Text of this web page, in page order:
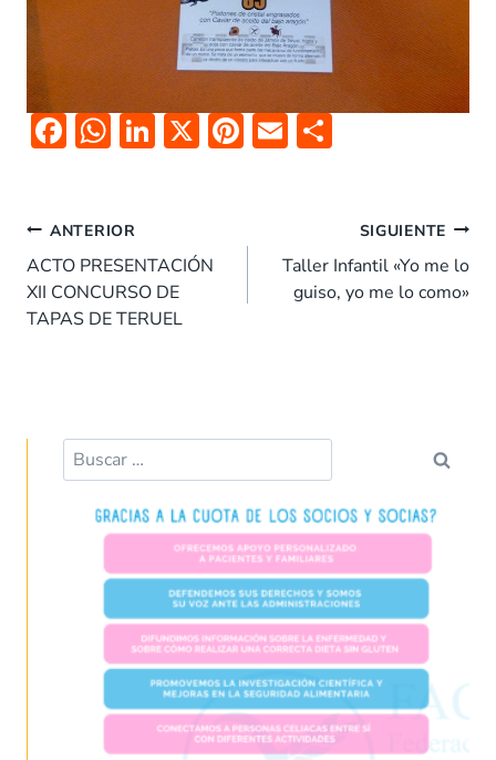
F
b
o
o
W
s
A
p
Li
dI
n
X Pi
es
E
ar
tir
Navegación
de
entradas
ANTERIOR
ACTO PRESENTACIÓN
XII CONCURSO DE
TAPAS DE TERUEL
SIGUIENTE
Taller Infantil «Yo me lo
guiso, yo me lo como»
Buscar: